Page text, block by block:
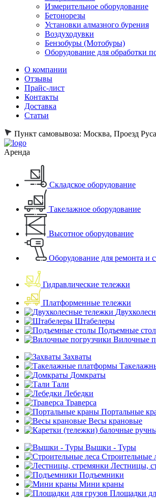
Измерительное оборудование
Бетонорезы
Установки алмазного бурения
Воздуходувки
Бензобуры (Мотобуры)
Оборудование для обработки
О компании
Отзывы
Прайс-лист
Контакты
Доставка
Статьи
Пункт самовывоза: Москва, Проезд
Аренда
Складское оборудование
Такелажное оборудование
Высотное оборудование
Оборудование для ремонта и
Гидравлические тележки
Платформенные тележки
Штабелеры
Подъемные
Вилочные
Захваты
Домкраты
Тали
Лебедки
Траверса
Портальные
Весы крановые
Вышки - Туры
Строительные
Лестницы,
Подъемники
Мини краны
Площадки